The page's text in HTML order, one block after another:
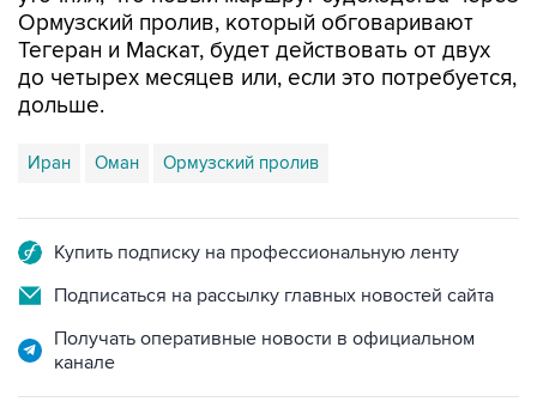
Ормузский пролив, который обговаривают
Тегеран и Маскат, будет действовать от двух
до четырех месяцев или, если это потребуется,
дольше.
Иран Оман Ормузский пролив
Купить подписку на профессиональную ленту
Подписаться на рассылку главных новостей сайта
Получать оперативные новости в официальном
канале